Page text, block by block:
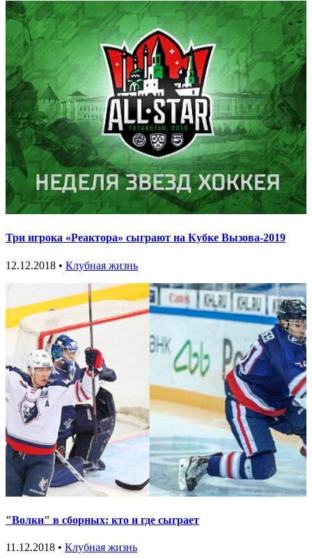
Три игрока «Реактора» сыграют на Кубке Вызова-2019
12.12.2018 • Клубная жизнь
"Волки" в сборных: кто и где сыграет
11.12.2018 • Клубная жизнь